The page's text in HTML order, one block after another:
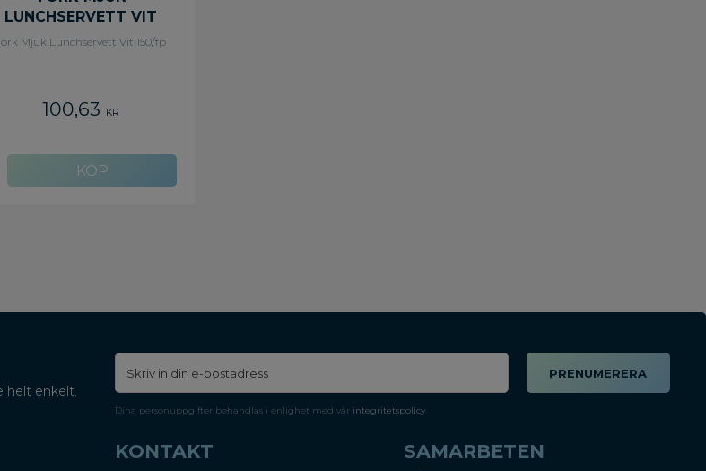
LUNCHSERVETT VIT
150/FP
Mjuk Lunchservett Vit 150/fp
100,63 KR
till i favoriter
helt enkelt.
PRENUMERERA
Dina personuppgifter behandlas i enlighet med vår integritetspolicy.
KONTAKT SAMARBETEN